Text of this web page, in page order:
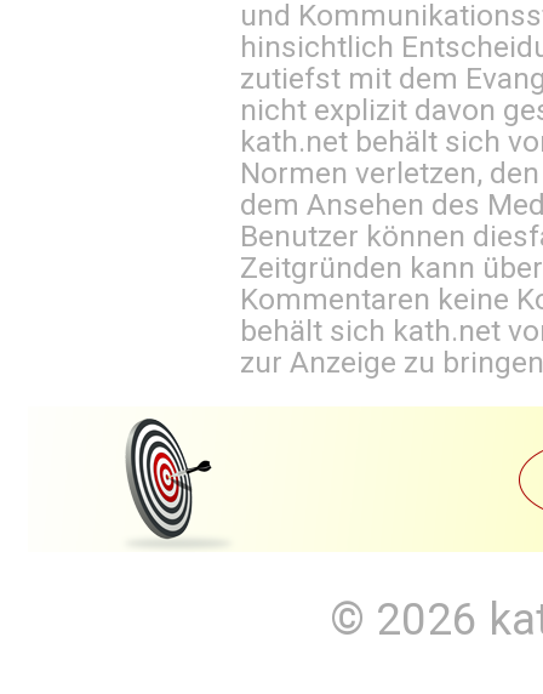
und
hinsichtlich
zutiefst mit dem
nicht explizit davon
kath.net behält sich
Normen verletzen,
dem Ansehen des
Benutzer können
Zeitgründen kann
Kommentaren keine
behält sich kath.net
zur Anzeige zu
© 2026